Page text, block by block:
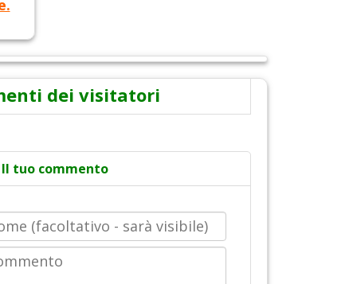
dei visitatori
Il tuo commento